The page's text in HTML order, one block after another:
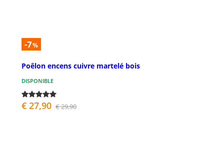
-7%
Poêlon encens cuivre martelé bois
DISPONIBLE
€ 27,90 € 29,90